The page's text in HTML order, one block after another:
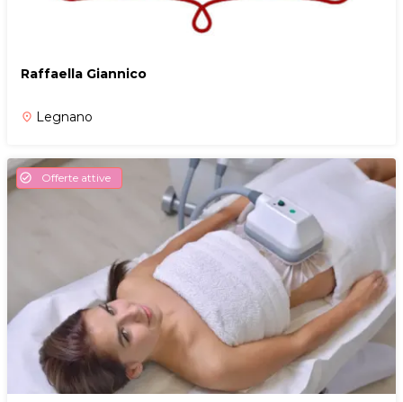
Raffaella Giannico
place Legnano
check_circle Offerte attive